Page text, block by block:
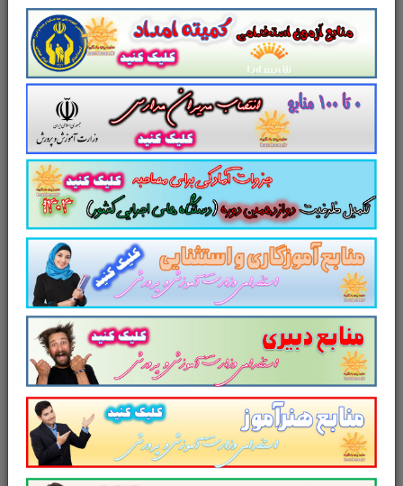
آزمون سازی و آزمون های روانیبا پاسخ
تشریحی
سوالات و تست کتاب
آشنایی با آزمون سازی و
آزمون های روانی
دکتر ابوالفضل کرمیشامل940
تست در243صفحهبا پاسخ تشریحیدر قالب
pdf. بهترین منبع برای آزمون های
استخدامی می باشد.جزوه سوالات تستی کتاب
رآشنایی با آزمون سازی و آزمون های روانیدکتر
ابوالفضل کرمیمطالب خوانده شده داوطلبین
آزمون استخدامی را نظم بخشیده و منسجم می
سازد. این مجموعهمرور سریعداوطلب را سبب
می شود و آگاهی های وی را
نظم بخشیده و یک
آمادگی و شبیه سازی را برای جلسه آزمون به
همراه دارد. مطالعه این منبع برای همه داوطلبین
شرکت کننده درآزمون استخدامی وزارت آموزش و
پرورشپیشنهاد می شود.